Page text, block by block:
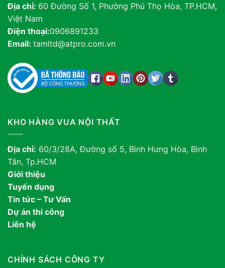
Địa chỉ: 60 Đường Số 1, Phường Phú Thọ Hòa, TP.HCM,
Việt Nam
Điện thoại:0906891233
Email: tamltd@atpro.com.vn
KHO HÀNG VUA NỘI THẤT
Địa chỉ: 60/3/28A, Đường số 5, Bình Hưng Hòa, Bình
Tân, Tp.HCM
Giới thiệu
Tuyển dụng
Tin tức – Tư Vấn
Dự án thi công
Liên hệ
CHÍNH SÁCH CÔNG TY